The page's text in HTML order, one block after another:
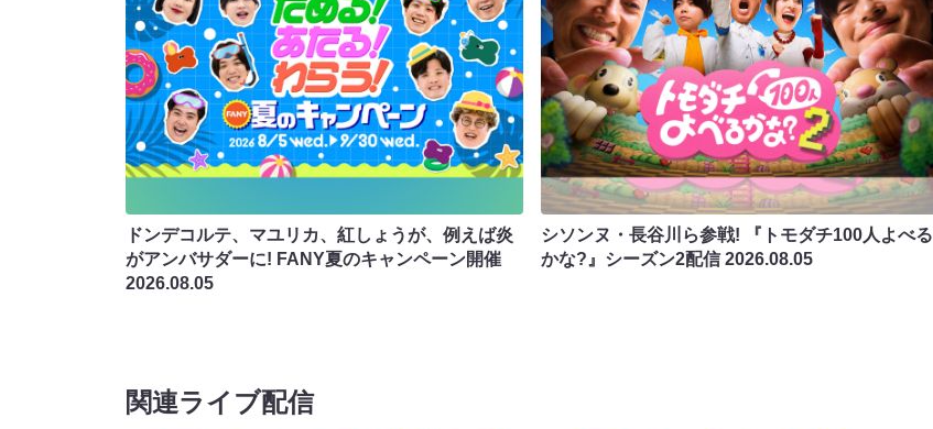
ドンデコルテ、マユリカ、紅しょうが、例えば炎
がアンバサダーに! FANY夏のキャンペーン開催
2026.08.05
シソンヌ・長谷川ら参戦! 『トモダチ100人よべる
かな?』シーズン2配信2026.08.05
関連ライブ配信